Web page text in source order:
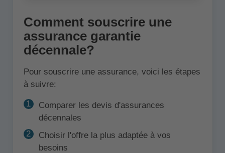
Comment souscrire une
assurance garantie
décennale?
Pour souscrire une assurance, voici les étapes
à suivre:
Comparer les devis d'assurances
décennales
Choisir l'offre la plus adaptée à vos
besoins